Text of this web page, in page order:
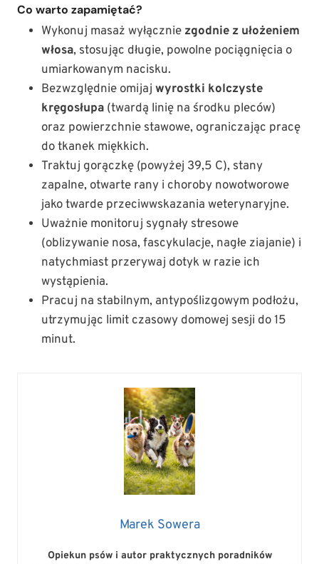
Co warto zapamiętać?
Wykonuj masaż wyłącznie zgodnie z ułożeniem
włosa, stosując długie, powolne pociągnięcia o
umiarkowanym nacisku.
Bezwzględnie omijaj wyrostki kolczyste
kręgosłupa (twardą linię na środku pleców)
oraz powierzchnie stawowe, ograniczając pracę
do tkanek miękkich.
Traktuj gorączkę (powyżej 39,5 C), stany
zapalne, otwarte rany i choroby nowotworowe
jako twarde przeciwwskazania weterynaryjne.
Uważnie monitoruj sygnały stresowe
(oblizywanie nosa, fascykulacje, nagłe ziajanie) i
natychmiast przerywaj dotyk w razie ich
wystąpienia.
Pracuj na stabilnym, antypoślizgowym podłożu,
utrzymując limit czasowy domowej sesji do 15
minut.
Marek Sowera
Opiekun psów i autor praktycznych poradników